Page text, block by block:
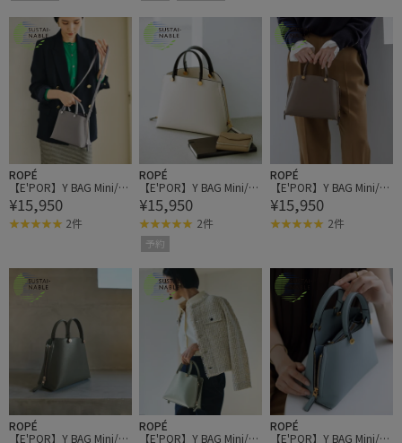
ROPÉ
【E'POR】Y BAG Mini/超
軽量・26AW
¥15,950
2件
ROPÉ
【E'POR】Y BAG Mini/超
軽量・26AW
¥15,950
2件
予約
ROPÉ
【E'POR】Y BAG Mini/超
軽量・26AW
¥15,950
2件
ROPÉ
【E'POR】Y BAG Mini/超
ROPÉ
【E'POR】Y BAG Mini/超
ROPÉ
【E'POR】Y BAG Mini/超